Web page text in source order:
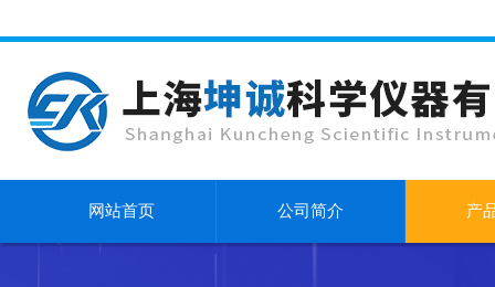
网站首页 公司简介 产